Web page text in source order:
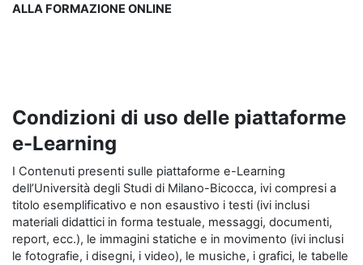
ALLA FORMAZIONE ONLINE
Condizioni di uso delle piattaforme
e-Learning
I Contenuti presenti sulle piattaforme e-Learning
dell’Università degli Studi di Milano-Bicocca, ivi compresi a
titolo esemplificativo e non esaustivo i testi (ivi inclusi
materiali didattici in forma testuale, messaggi, documenti,
report, ecc.), le immagini statiche e in movimento (ivi inclusi
le fotografie, i disegni, i video), le musiche, i grafici, le tabelle